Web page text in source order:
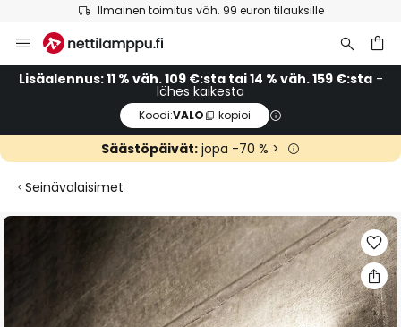
Ilmainen toimitus väh. 99 euron tilauksille
to
Content
Lisäalennus: 11 % väh. 109 €:sta tai 14 % väh. 159 €:sta-
lähes kaikesta
Koodi:VALO kopioi
Säästöpäivät: jopa -70 % >
Seinävalaisimet
Skip